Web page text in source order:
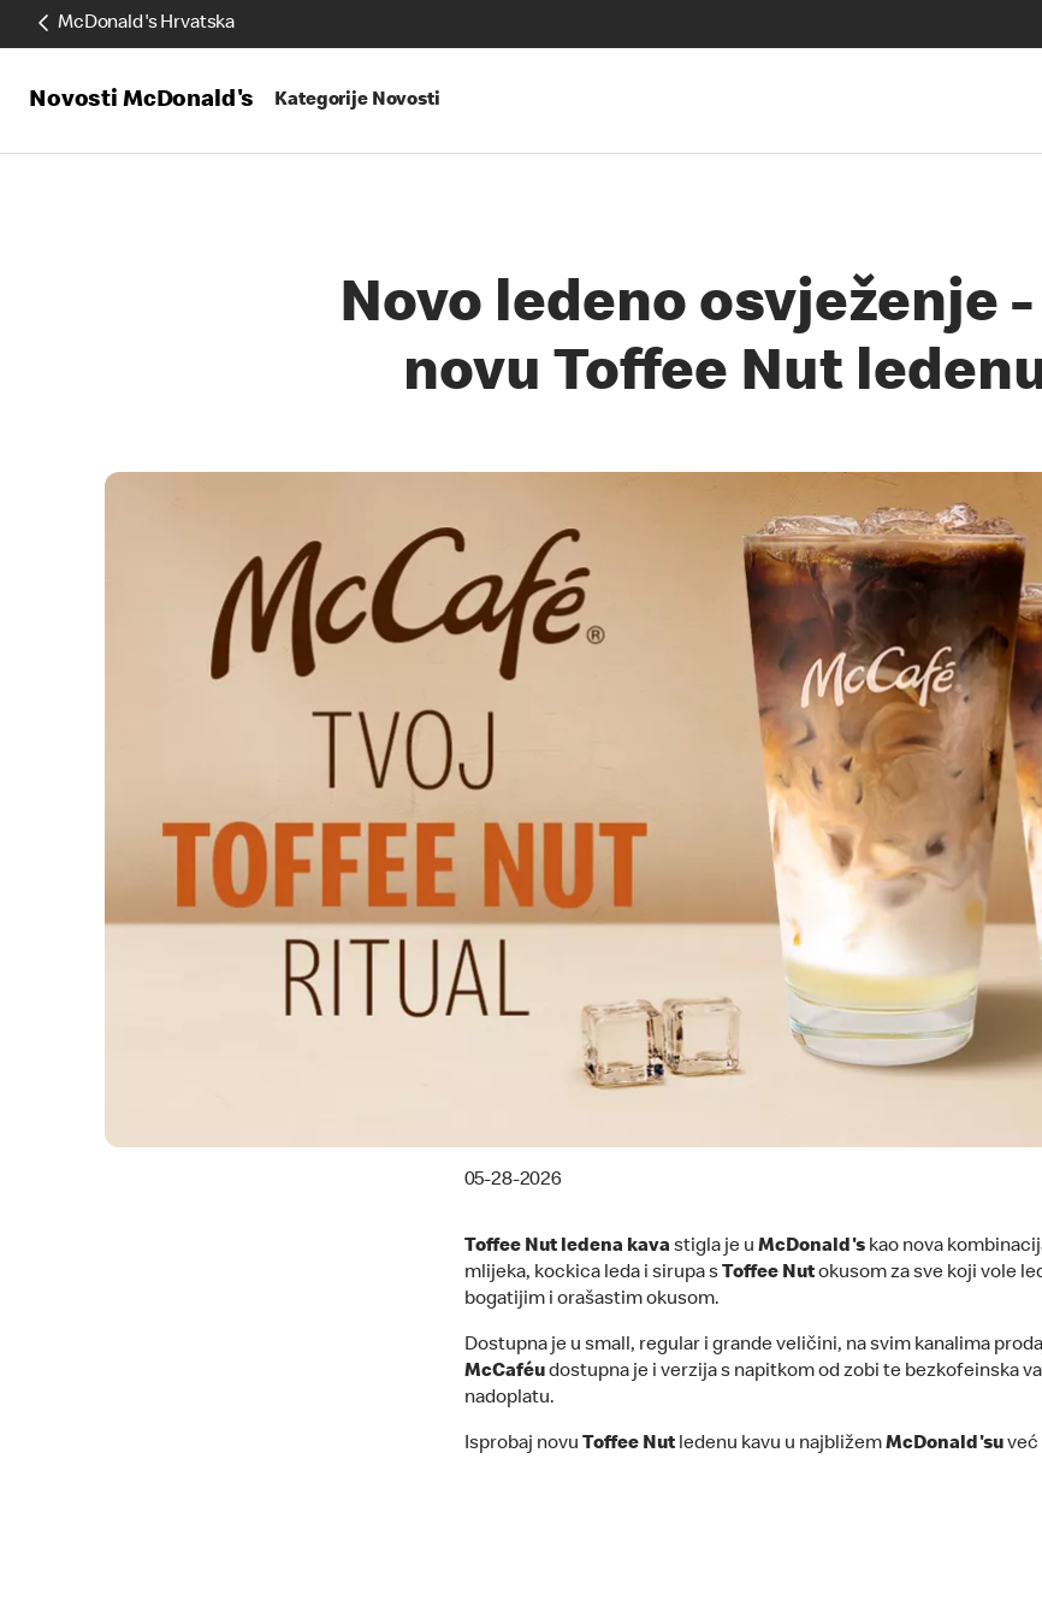
McDonald's Hrvatska
Novosti McDonald's Kategorije Novosti
Novo ledeno osvježenje
novu Toffee Nut
05-28-2026
Toffee Nut ledena kava stigla je u McDonald'skao nova
mlijeka, kockica leda i sirupa s Toffee Nutokusom za sve koji vole
bogatijim i orašastim okusom.
Dostupna je u small, regular i grande veličini, na svim kanalima
McCaféudostupna je i verzija s napitkom od zobi te bezkofeinska
nadoplatu.
Isprobaj novu Toffee Nut ledenu kavu u najbližemMcDonald'suveć